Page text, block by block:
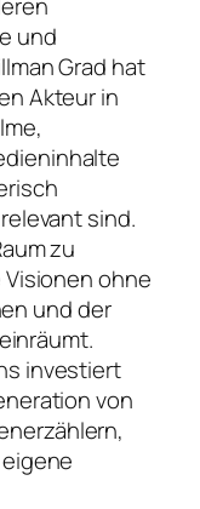
und
Grad hat
Akteur in
sind.
zu
ohne
und der
investiert
von